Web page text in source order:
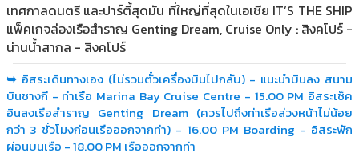
เทศกาลดนตรี และปาร์ตี้สุดมัน ที่ใหญ่ที่สุดในเอเชีย IT’S THE SHIP
แพ็คเกจล่องเรือสำราญ Genting Dream, Cruise Only : สิงคโปร์ -
น่านน้ำสากล - สิงคโปร์
➥ อิสระเดินทางเอง (ไม่รวมตั๋วเครื่องบินไปกลับ) - แนะนำบินลง สนาม
บินชางกี - ท่าเรือ Marina Bay Cruise Centre - 15.00 PM อิสระเช็ค
อินลงเรือสำราญ Genting Dream (ควรไปถึงท่าเรือล่วงหน้าไม่น้อย
กว่า 3 ชั่วโมงก่อนเรือออกจากท่า) - 16.00 PM Boarding - อิสระพัก
ผ่อนบนเรือ - 18.00 PM เรือออกจากท่า